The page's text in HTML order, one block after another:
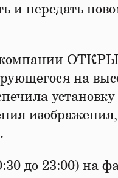
и передать
компании
на
установку
до 23:00) на